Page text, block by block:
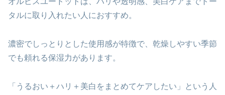
タルに取り入れたい人におすすめ。
濃密でしっとりとした使用感が特徴で、乾燥しやすい季節
でも頼れる保湿力があります。
「うるおい＋ハリ＋美白をまとめてケアしたい」という人